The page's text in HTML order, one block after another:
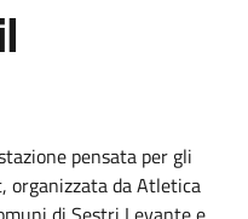
pensata per gli
organizzata da Atletica